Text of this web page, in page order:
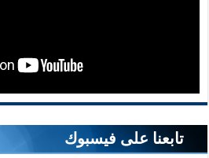
تابعنا على فيسبوك